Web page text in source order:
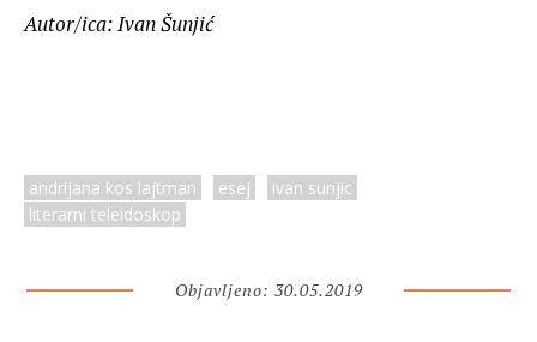
Autor/ica: Ivan Šunjić
andrijana kos lajtman esej
ivan sunjic
literarni teleidoskop
Objavljeno: 30.05.2019